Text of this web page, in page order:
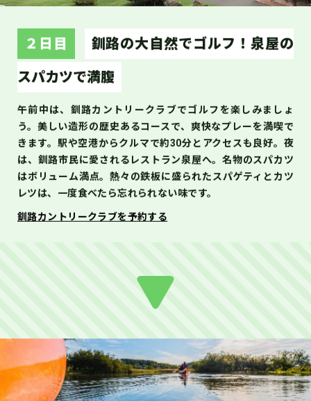
２日目
釧路の大自然でゴルフ！泉屋の
スパカツで満腹
午前中は、釧路カントリークラブでゴルフを楽しみましょ
う。美しい造形の歴史あるコースで、爽快なプレーを満喫で
きます。駅や空港からクルマで約30分とアクセスも良好。夜
は、釧路市民に愛されるレストラン泉屋へ。名物のスパカツ
はボリューム満点。熱々の鉄板に盛られたスパゲティとカツ
レツは、一度食べたら忘れられない味です。
釧路カントリークラブを予約する